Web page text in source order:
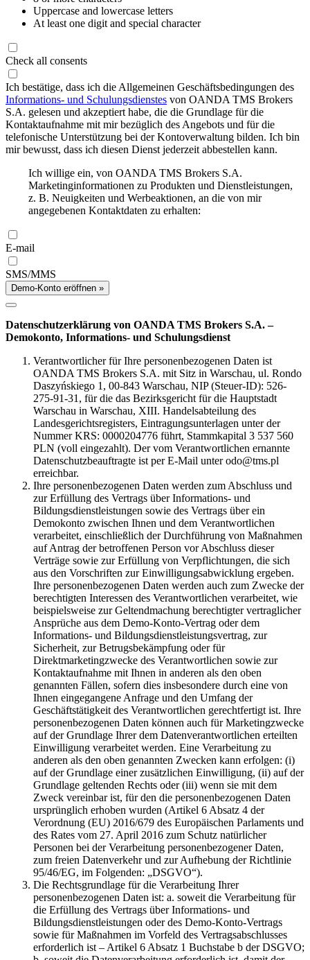
Uppercase and lowercase letters
At least one digit and special character
Check all consents
Ich bestätige, dass ich die Allgemeinen Geschäftsbedingungen des
Informations- und Schulungsdienstes von OANDA TMS Brokers
S.A. gelesen und akzeptiert habe, die die Grundlage für die
Kontaktaufnahme mit mir bezüglich des Angebots und für die
telefonische Unterstützung bei der Kontoverwaltung bilden. Ich bin
mir bewusst, dass ich diesen Dienst jederzeit abbestellen kann.
Ich willige ein, von OANDA TMS Brokers S.A.
Marketinginformationen zu Produkten und Dienstleistungen,
z. B. Neuigkeiten und Werbeaktionen, an die von mir
angegebenen Kontaktdaten zu erhalten:
E-mail
SMS/MMS
Demo-Konto eröffnen »
Datenschutzerklärung von OANDA TMS Brokers S.A. –
Demokonto, Informations- und Schulungsdienst
Verantwortlicher für Ihre personenbezogenen Daten ist
OANDA TMS Brokers S.A. mit Sitz in Warschau, ul. Rondo
Daszyńskiego 1, 00-843 Warschau, NIP (Steuer-ID): 526-
275-91-31, für die das Bezirksgericht für die Hauptstadt
Warschau in Warschau, XIII. Handelsabteilung des
Landesgerichtsregisters, Eintragungsunterlagen unter der
Nummer KRS: 0000204776 führt, Stammkapital 3 537 560
PLN (voll eingezahlt). Der vom Verantwortlichen ernannte
Datenschutzbeauftragte ist per E-Mail unter odo@tms.pl
erreichbar.
Ihre personenbezogenen Daten werden zum Abschluss und
zur Erfüllung des Vertrags über Informations- und
Bildungsdienstleistungen sowie des Vertrags über ein
Demokonto zwischen Ihnen und dem Verantwortlichen
verarbeitet, einschließlich der Durchführung von Maßnahmen
auf Antrag der betroffenen Person vor Abschluss dieser
Verträge sowie zur Erfüllung von Verpflichtungen, die sich
aus den Vorschriften zur Einwilligungsabwicklung ergeben.
Ihre personenbezogenen Daten werden auch zum Zwecke der
berechtigten Interessen des Verantwortlichen verarbeitet, wie
beispielsweise zur Geltendmachung berechtigter vertraglicher
Ansprüche aus dem Demo-Konto-Vertrag oder dem
Informations- und Bildungsdienstleistungsvertrag, zur
Sicherheit, zur Betrugsbekämpfung oder für
Direktmarketingzwecke des Verantwortlichen sowie zur
Kontaktaufnahme mit Ihnen in anderen als den oben
genannten Fällen, sofern dies insbesondere durch eine von
Ihnen eingegangene Anfrage und den Umfang der
Geschäftstätigkeit des Verantwortlichen gerechtfertigt ist. Ihre
personenbezogenen Daten können auch für Marketingzwecke
auf der Grundlage Ihrer dem Datenverantwortlichen erteilten
Einwilligung verarbeitet werden. Eine Verarbeitung zu
anderen als den oben genannten Zwecken kann erfolgen: (i)
auf der Grundlage einer zusätzlichen Einwilligung, (ii) auf der
Grundlage geltenden Rechts oder (iii) wenn sie mit dem
Zweck vereinbar ist, für den die personenbezogenen Daten
ursprünglich erhoben wurden (Artikel 6 Absatz 4 der
Verordnung (EU) 2016/679 des Europäischen Parlaments und
des Rates vom 27. April 2016 zum Schutz natürlicher
Personen bei der Verarbeitung personenbezogener Daten,
zum freien Datenverkehr und zur Aufhebung der Richtlinie
95/46/EG, im Folgenden: „DSGVO“).
Die Rechtsgrundlage für die Verarbeitung Ihrer
personenbezogenen Daten ist: a. soweit die Verarbeitung für
die Erfüllung des Vertrags über Informations- und
Bildungsdienstleistungen oder des Demo-Konto-Vertrags
sowie für Maßnahmen im Vorfeld des Vertragsabschlusses
erforderlich ist – Artikel 6 Absatz 1 Buchstabe b der DSGVO;